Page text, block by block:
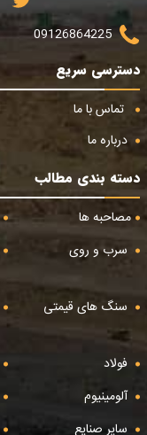
09126864225
دسترسی سریع
تماس با ما
درباره ما
دسته بندی مطالب
مصاحبه ها
سرب و روی
سنگ های قیمتی
فولاد
آلومینیوم
سایر صنایع